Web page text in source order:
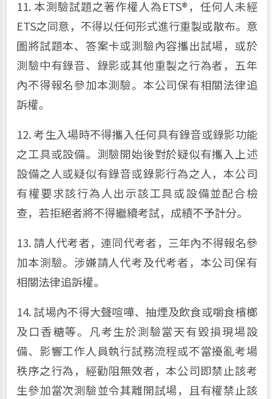
11. 本測驗試題之著作權人為ETS®，任何人未經
ETS之同意，不得以任何形式進行重製或散布。意
圖將試題本、答案卡或測驗內容攜出試場，或於
測驗中有錄音、錄影或其他重製之行為者，五年
內不得報名參加本測驗。本公司保有相關法律追
訴權。
12. 考生入場時不得攜入任何具有錄音或錄影功能
之工具或設備。測驗開始後對於疑似有攜入上述
設備之人或疑似有錄音或錄影行為之人，本公司
有權要求該行為人出示該工具或設備並配合檢
查，若拒絕者將不得繼續考試，成績不予計分。
13. 請人代考者，連同代考者，三年內不得報名參
加本測驗。涉嫌請人代考及代考者，本公司保有
相關法律追訴權。
14. 試場內不得大聲喧嘩、抽煙及飲食或嚼食檳榔
及口香糖等。凡考生於測驗當天有毀損現場設
備、影響工作人員執行試務流程或不當擾亂考場
秩序之行為，經勸阻無效者，本公司即禁止該考
生參加當次測驗並令其離開試場，且有權禁止該